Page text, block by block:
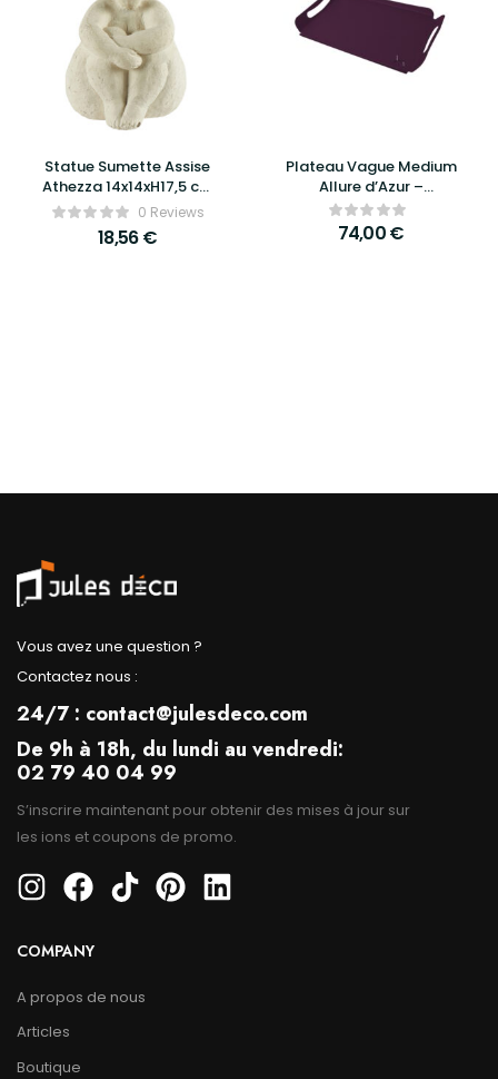
Statue Sumette Assise
Athezza 14x14xH17,5 cm
– Sculpture décorative
moderne et raffinée
0 Reviews
18,56€
Plateau Vague Medium
Allure d’Azur –
Élégance, praticité et
design raffiné
74,00€
Vous avez une question ?
Contactez nous :
24/7 : contact@julesdeco.com
De 9h à 18h, du lundi au vendredi:
02 79 40 04 99
S’inscrire maintenant pour obtenir des mises à jour sur
les ions et coupons de promo.
COMPANY
A propos de nous
Articles
Boutique